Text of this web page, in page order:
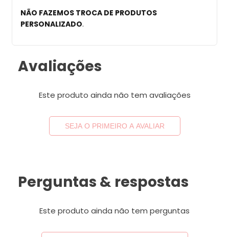
NÃO FAZEMOS TROCA DE PRODUTOS
PERSONALIZADO.
Avaliações
Este produto ainda não tem avaliações
SEJA O PRIMEIRO A AVALIAR
Perguntas & respostas
Este produto ainda não tem perguntas